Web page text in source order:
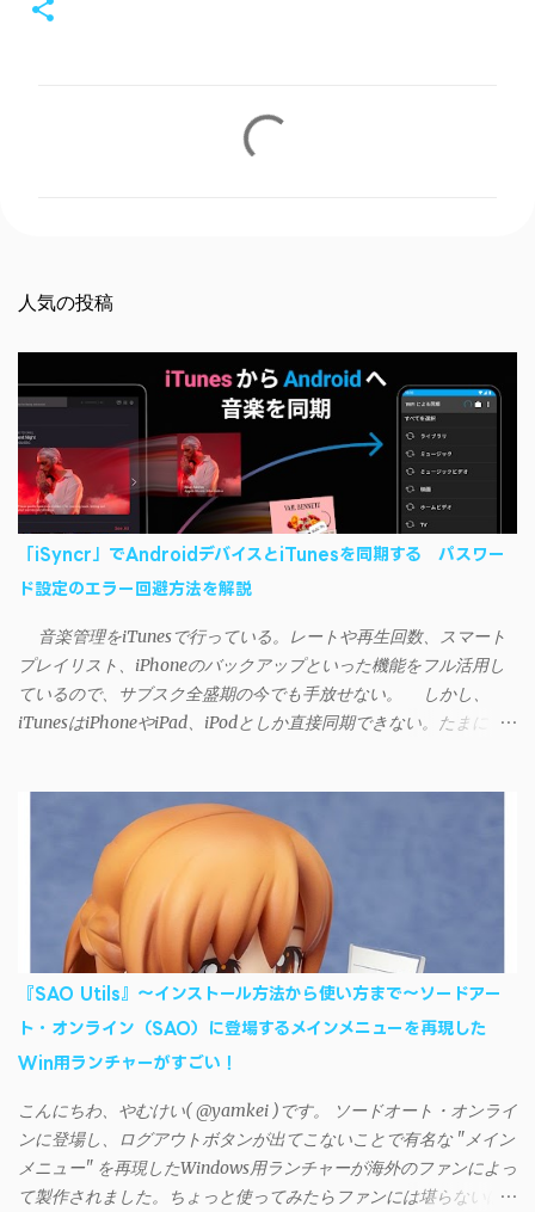
人気の投稿
「iSyncr」でAndroidデバイスとiTunesを同期する パスワー
ド設定のエラー回避方法を解説
音楽管理をiTunesで行っている。レートや再生回数、スマート
プレイリスト、iPhoneのバックアップといった機能をフル活用し
ているので、サブスク全盛期の今でも手放せない。 しかし、
iTunesはiPhoneやiPad、iPodとしか直接同期できない。たまに
ドパーティー製のアプリを PC と Androidデバイス それぞれにイン
ストールすれば、Wi-Fiや USB接続 を通じて同期できるようにな
る。私も 2012年頃にAndroidウォークマン を使い始めた頃から便
利に活用させてもらっていたのだが、2023年現在はiSyncrを使っ
て同期ができないという声を多数見かけるようになった。 具体
的には、PC側のiSyncrアプリで設定したパスワードをAndroidアプ
リに入力しようとすると、入力したパスワードが保存されず、い
つまでたっても再度入力を促されるというもの。 この不具合を
回避するには、次の手順が有効だ。 Androidデバイスの言語を英語
に設定する （念のため）再起動する iSyncrでパスワードを入力す
すれば完了 一度この手順を施せば、言語設定は日本語に戻して
もOKだ。これでWi-Fiを使った同期機能が使えるようになる。USB
接続による同期については、アプリに根本的な不具合が発生して
『SAO Utils』～インストール方法から使い方まで～ソードアー
ト・オンライン（SAO）に登場するメインメニューを再現した
Win用ランチャーがすごい！
こんにちわ、やむけい( @yamkei )です。 ソードオート・オンライ
ンに登場し、ログアウトボタンが出てこないことで有名な "メイン
メニュー" を再現したWindows用ランチャーが海外のファンによっ
て製作されました。ちょっと使ってみたらファンには堪らないほ